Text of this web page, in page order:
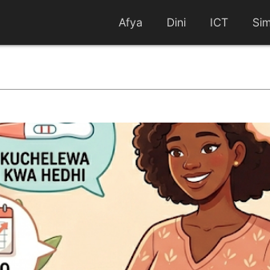
Afya Dini ICT